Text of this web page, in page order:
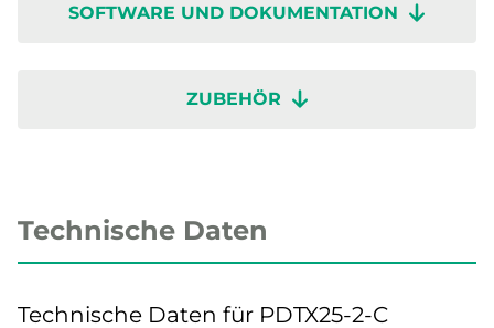
SOFTWARE UND DOKUMENTATION
ZUBEHÖR
Technische Daten
Technische Daten für PDTX25-2-C